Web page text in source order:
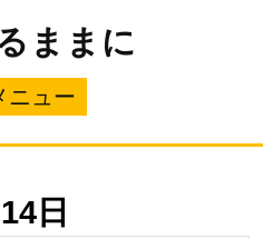
ままに
ニュー
ニ
日